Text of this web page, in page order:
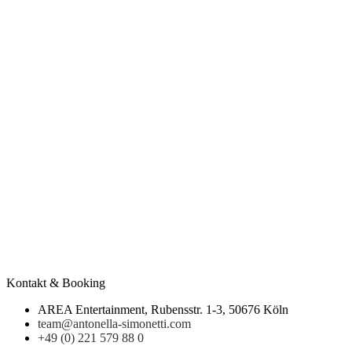
Kontakt & Booking
AREA Entertainment, Rubensstr. 1-3, 50676 Köln
team@antonella-simonetti.com
+49 (0) 221 579 88 0